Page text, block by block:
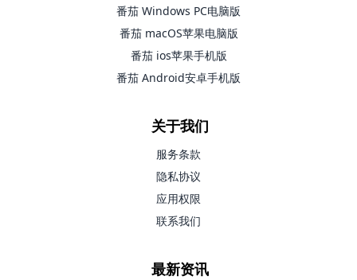
番茄 Windows PC电脑版
番茄 macOS苹果电脑版
番茄 ios苹果手机版
番茄 Android安卓手机版
关于我们
服务条款
隐私协议
应用权限
联系我们
最新资讯